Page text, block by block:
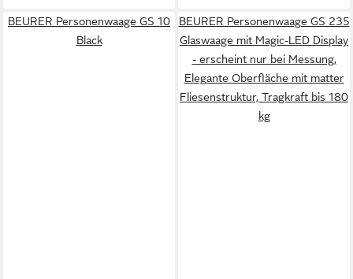
BEURER Personenwaage GS 10
Black
BEURER Personenwaage GS 235
Glaswaage mit Magic-LED Display
- erscheint nur bei Messung,
Elegante Oberfläche mit matter
Fliesenstruktur, Tragkraft bis 180
kg